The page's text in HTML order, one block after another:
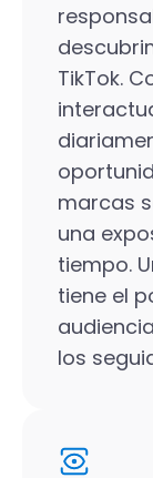
TikTok.
marcas
una
tiempo.
tiene el
los